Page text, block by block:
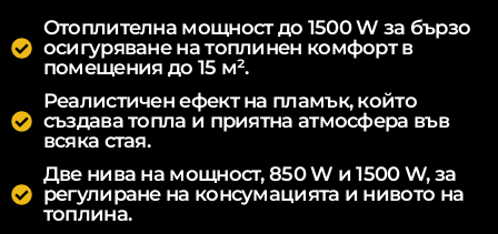
Отоплителна мощност до 1500 W за бързо
осигуряване на топлинен комфорт в
помещения до 15 м².
Реалистичен ефект на пламък, който
създава топла и приятна атмосфера във
всяка стая.
Две нива на мощност, 850 W и 1500 W, за
регулиране на консумацията и нивото на
топлина.